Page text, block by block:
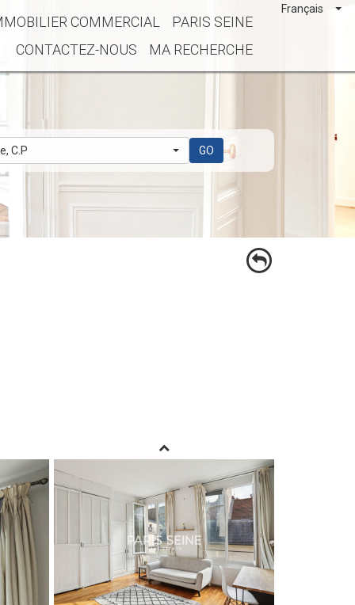
COMMERCIAL
PARIS SEINE
CONTACTEZ-NOUS
MA RECHERCHE
Français
C.P GO